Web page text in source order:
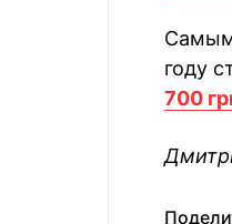
Самым
году
700